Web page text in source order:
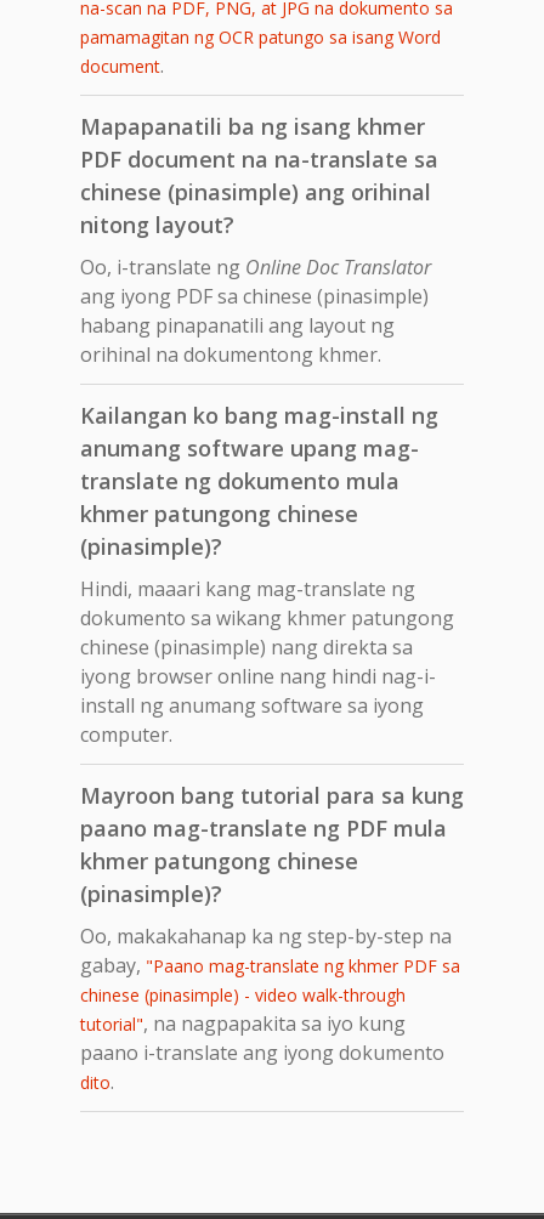
na-scan na PDF, PNG, at JPG na dokumento sa
pamamagitan ng OCR patungo sa isang Word
document.
Mapapanatili ba ng isang khmer
PDF document na na-translate sa
chinese (pinasimple) ang orihinal
nitong layout?
Oo, i-translate ng Online Doc Translator
ang iyong PDF sa chinese (pinasimple)
habang pinapanatili ang layout ng
orihinal na dokumentong khmer.
Kailangan ko bang mag-install ng
anumang software upang mag-
translate ng dokumento mula
khmer patungong chinese
(pinasimple)?
Hindi, maaari kang mag-translate ng
dokumento sa wikang khmer patungong
chinese (pinasimple) nang direkta sa
iyong browser online nang hindi nag-i-
install ng anumang software sa iyong
computer.
Mayroon bang tutorial para sa kung
paano mag-translate ng PDF mula
khmer patungong chinese
(pinasimple)?
Oo, makakahanap ka ng step-by-step na
gabay, "Paano mag-translate ng khmer PDF sa
chinese (pinasimple) - video walk-through
tutorial", na nagpapakita sa iyo kung
paano i-translate ang iyong dokumento
dito.